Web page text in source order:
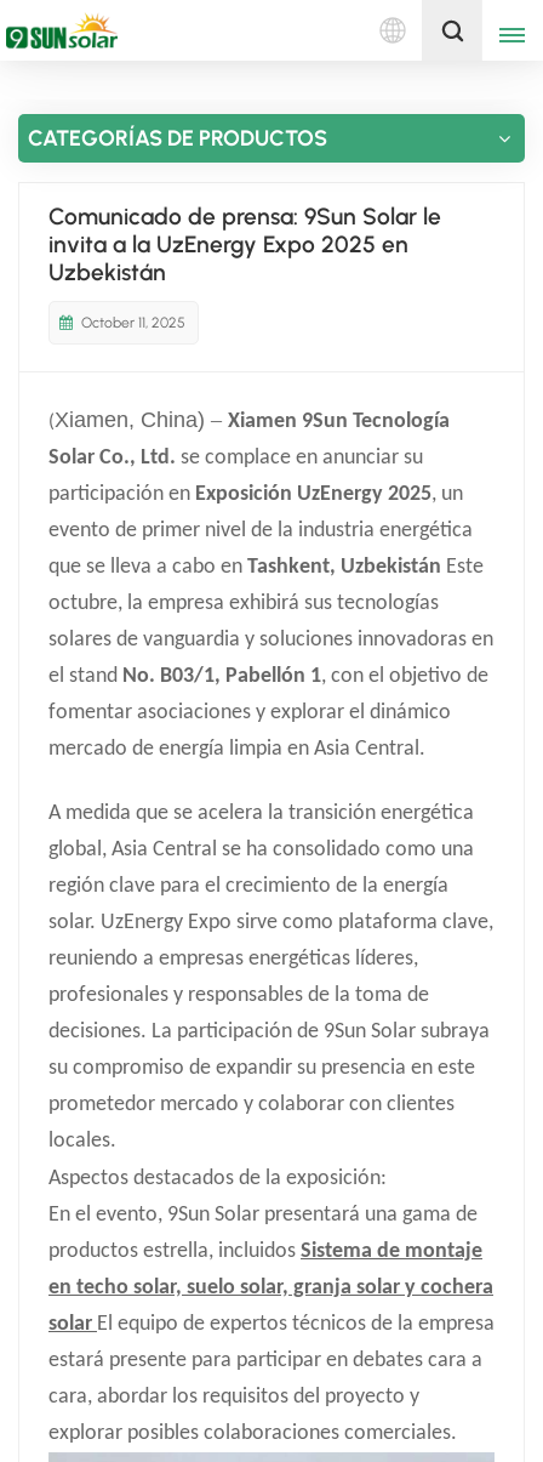
Español
English
Deutsch
русский
português
العربية
한국의
Obtenga una cotización
CATEGORÍAS DE PRODUCTOS
Comunicado de prensa: 9Sun Solar le
invita a la UzEnergy Expo 2025 en
Uzbekistán
October 11, 2025
(Xiamen, China) – Xiamen 9Sun Tecnología
Solar Co., Ltd. se complace en anunciar su
participación en Exposición UzEnergy 2025, un
evento de primer nivel de la industria energética
que se lleva a cabo en Tashkent, Uzbekistán Este
octubre, la empresa exhibirá sus tecnologías
solares de vanguardia y soluciones innovadoras en
el stand No. B03/1, Pabellón 1, con el objetivo de
fomentar asociaciones y explorar el dinámico
mercado de energía limpia en Asia Central.
A medida que se acelera la transición energética
global, Asia Central se ha consolidado como una
región clave para el crecimiento de la energía
solar. UzEnergy Expo sirve como plataforma clave,
reuniendo a empresas energéticas líderes,
profesionales y responsables de la toma de
decisiones. La participación de 9Sun Solar subraya
su compromiso de expandir su presencia en este
prometedor mercado y colaborar con clientes
locales.
Aspectos destacados de la exposición:
En el evento, 9Sun Solar presentará una gama de
productos estrella, incluidos Sistema de montaje
en techo solar, suelo solar, granja solar y cochera
solar El equipo de expertos técnicos de la empresa
estará presente para participar en debates cara a
cara, abordar los requisitos del proyecto y
explorar posibles colaboraciones comerciales.